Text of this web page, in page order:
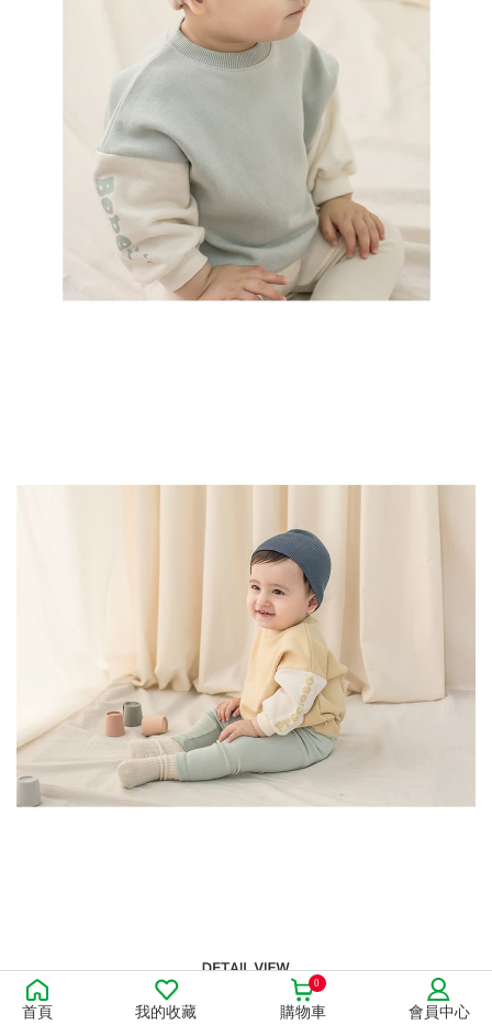
首頁 我的收藏 購物車
0
會員中心